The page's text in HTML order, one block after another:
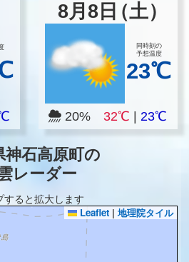
8月8 日（土）
同時刻の
予想温度
23℃
20%32℃ |23℃
神石高原町の
レーダー
すると拡大します
Leaflet | 地理院タイル